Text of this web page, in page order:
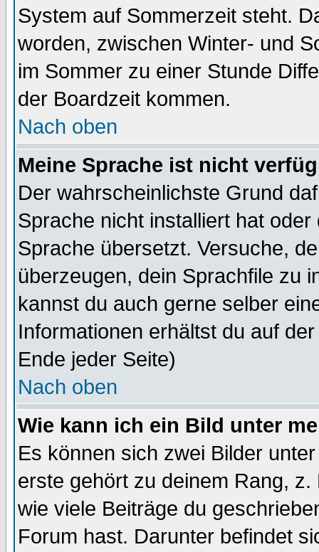
System auf Sommerzeit steht.
worden, zwischen Winter- und
im Sommer zu einer Stunde
der Boardzeit kommen.
Nach oben
Meine Sprache ist nicht
Der wahrscheinlichste Grund
Sprache nicht installiert hat
Sprache übersetzt. Versuche,
überzeugen, dein Sprachfile zu
kannst du auch gerne selber
Informationen erhältst du auf
Ende jeder Seite)
Nach oben
Wie kann ich ein Bild unter
Es können sich zwei Bilder
erste gehört zu deinem Rang,
wie viele Beiträge du
Forum hast. Darunter befindet